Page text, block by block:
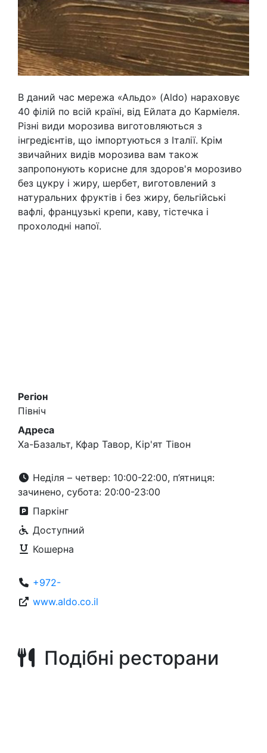
В даний час мережа «Альдо» (Aldo) нараховує
40 філій по всій країні, від Ейлата до Карміеля.
Різні види морозива виготовляються з
інгредієнтів, що імпортуються з Італії. Крім
звичайних видів морозива вам також
запропонують корисне для здоров'я морозиво
без цукру і жиру, шербет, виготовлений з
натуральних фруктів і без жиру, бельгійські
вафлі, французькі крепи, каву, тістечка і
прохолодні напої.
Регіон
Північ
Адреса
Ха-Базальт, Кфар Тавор, Кір'ят Тівон
Неділя – четвер: 10:00-22:00, п’ятниця:
зачинено, субота: 20:00-23:00
Паркінг
Доступний
Кошерна
+972-
www.aldo.co.il
Подібні ресторани